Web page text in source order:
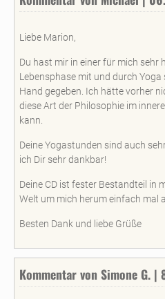
Liebe Marion,
Du hast mir in einer für mich sehr
Lebensphase mit und durch
Hand gegeben. Ich hätte vorher
diese Art der Philosophie im
kann.
Deine Yogastunden sind auch
ich Dir sehr dankbar!
Deine CD ist fester Bestandteil in
Welt um mich herum einfach mal
Besten Dank und liebe Grüße
Kommentar von Simone G. |